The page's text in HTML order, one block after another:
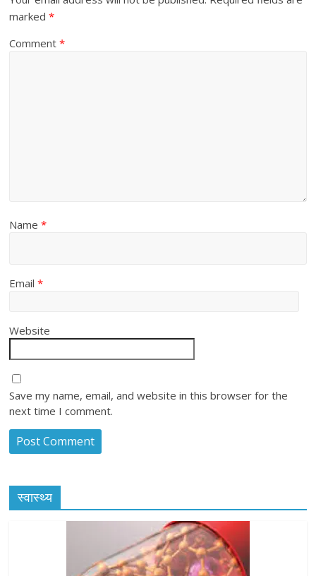
marked*
Comment*
Name*
Email*
Website
Save my name, email, and website in this browser for the
next time I comment.
स्वास्थ्य